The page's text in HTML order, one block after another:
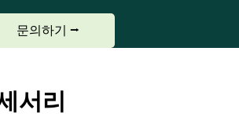
문의하기 ⭢
서리